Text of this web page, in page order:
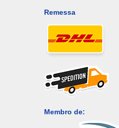
Remessa
Membro de: